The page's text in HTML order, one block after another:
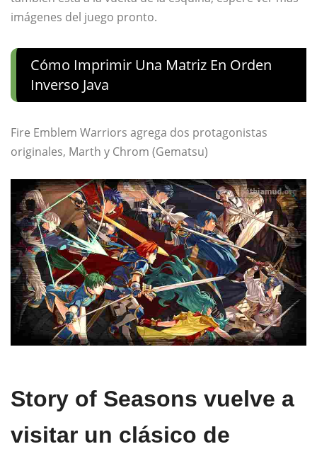
imágenes del juego pronto.
Cómo Imprimir Una Matriz En Orden
Inverso Java
Fire Emblem Warriors agrega dos protagonistas
originales, Marth y Chrom (Gematsu)
Story of Seasons vuelve a
visitar un clásico de